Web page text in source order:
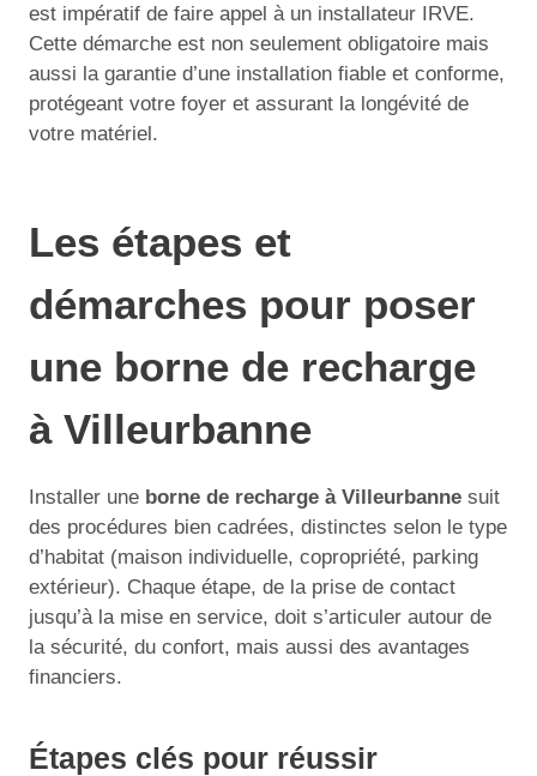
est impératif de faire appel à un installateur IRVE.
Cette démarche est non seulement obligatoire mais
aussi la garantie d’une installation fiable et conforme,
protégeant votre foyer et assurant la longévité de
votre matériel.
Les étapes et
démarches pour poser
une borne de recharge
à Villeurbanne
Installer une borne de recharge à Villeurbanne suit
des procédures bien cadrées, distinctes selon le type
d’habitat (maison individuelle, copropriété, parking
extérieur). Chaque étape, de la prise de contact
jusqu’à la mise en service, doit s’articuler autour de
la sécurité, du confort, mais aussi des avantages
financiers.
Étapes clés pour réussir